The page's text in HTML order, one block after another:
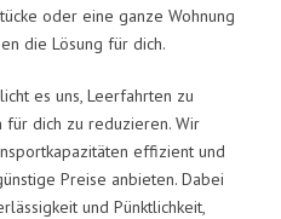
oder eine ganze Wohnung
die Lösung für dich.
es uns, Leerfahrten zu
dich zu reduzieren. Wir
effizient und
Preise anbieten. Dabei
und Pünktlichkeit,